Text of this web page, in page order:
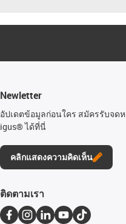
Newletter
อัปเดตข้อมูลก่อนใคร สมัครรับจด
igus® ได้ที่นี่
คลิกแสดงความคิดเห็น
ติดตามเรา